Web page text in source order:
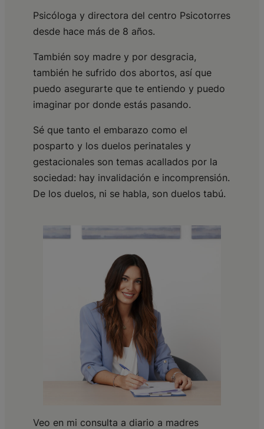
Psicóloga y directora del centro Psicotorres
desde hace más de 8 años.
También soy madre y por desgracia,
también he sufrido dos abortos, así que
puedo asegurarte que te entiendo y puedo
imaginar por donde estás pasando.
Sé que tanto el embarazo como el
posparto y los duelos perinatales y
gestacionales son temas acallados por la
sociedad: hay invalidación e incomprensión.
De los duelos, ni se habla, son duelos tabú.
Veo en mi consulta a diario a madres